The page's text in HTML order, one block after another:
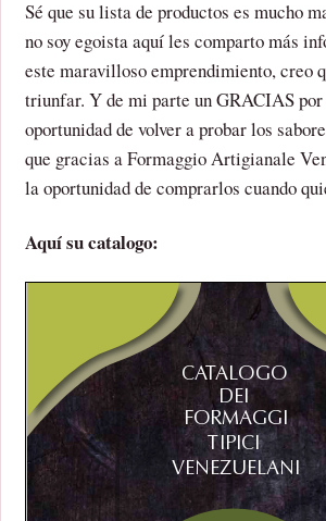
Sé que su lista de productos es mucho
no soy egoista aquí les comparto más
este maravilloso emprendimiento, creo
triunfar. Y de mi parte un GRACIAS
oportunidad de volver a probar los
que gracias a Formaggio Artigianale
la oportunidad de comprarlos cuando
Aquí su catalogo: